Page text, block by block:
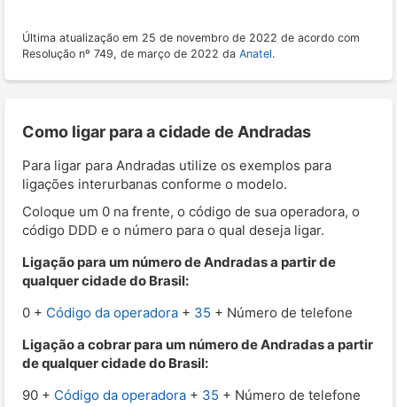
Última atualização em 25 de novembro de 2022 de acordo com
Resolução nº 749, de março de 2022 da Anatel.
Como ligar para a cidade de Andradas
Para ligar para Andradas utilize os exemplos para
ligações interurbanas conforme o modelo.
Coloque um 0 na frente, o código de sua operadora, o
código DDD e o número para o qual deseja ligar.
Ligação para um número de Andradas a partir de
qualquer cidade do Brasil:
0 + Código da operadora + 35 + Número de telefone
Ligação a cobrar para um número de Andradas a partir
de qualquer cidade do Brasil:
90 + Código da operadora + 35 + Número de telefone